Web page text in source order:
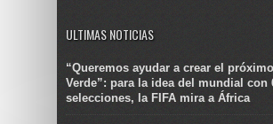
ULTIMAS NOTICIAS
“Queremos ayudar a crear el
Verde”: para la idea del mundial con
selecciones, la FIFA mira a África